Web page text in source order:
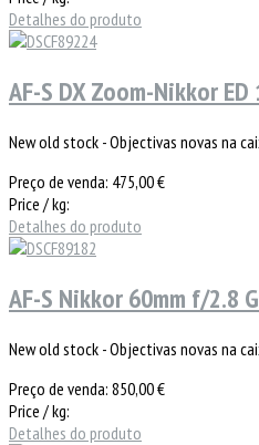
Detalhes do produto
AF-S DX Zoom-Nikkor
New old stock - Objectivas novas na
Preço de venda: 475,00 €
Price / kg:
Detalhes do produto
AF-S Nikkor 60mm f/2.8
New old stock - Objectivas novas na
Preço de venda: 850,00 €
Price / kg:
Detalhes do produto